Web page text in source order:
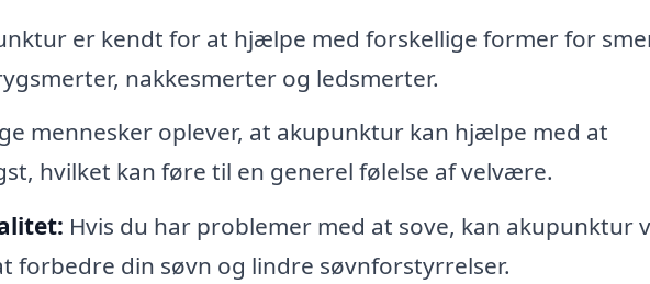
er kendt for at hjælpe med forskellige former for
nakkesmerter og ledsmerter.
mennesker oplever, at akupunktur kan hjælpe med at
hvilket kan føre til en generel følelse af velvære.
Hvis du har problemer med at sove, kan akupunktur
forbedre din søvn og lindre søvnforstyrrelser.